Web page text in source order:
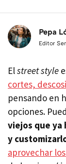
Pepa
Editor
Elstreet style
cortes,
pensando en
opciones.
viejos que ya
y
aprovechar